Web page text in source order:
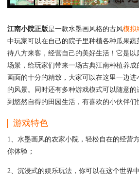
江南小院正版是一款水墨画风格的古风模拟
中玩家可以在自己的院子里种植各种瓜果蔬
待八方来客，经营自己的美好生活！它是
场景，给玩家们带来一场古典江南种植养成
画面的十分的精致，大家可以在这里一边
的风景。同时还有多种游戏模式可以随意
到悠然自得的田园生活，有喜欢的小伙伴们
游戏特色
1、水墨画风的农家小院，轻松自在的经营
你体验；
2、沉浸式的娱乐玩法，你可以在这个世界